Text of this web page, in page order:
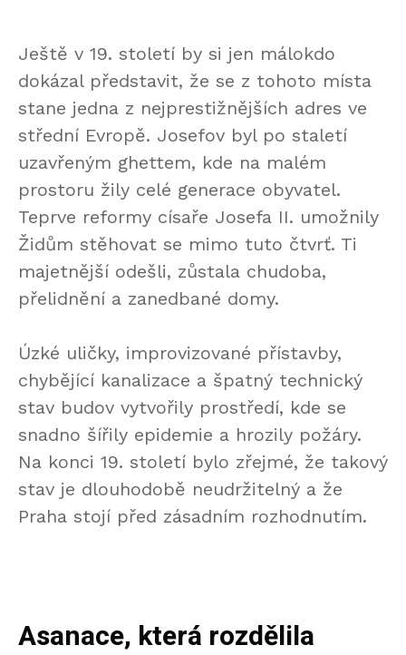
Ještě v 19. století by si jen málokdo
dokázal představit, že se z tohoto místa
stane jedna z nejprestižnějších adres ve
střední Evropě. Josefov byl po staletí
uzavřeným ghettem, kde na malém
prostoru žily celé generace obyvatel.
Teprve reformy císaře Josefa II. umožnily
Židům stěhovat se mimo tuto čtvrť. Ti
majetnější odešli, zůstala chudoba,
přelidnění a zanedbané domy.
Úzké uličky, improvizované přístavby,
chybějící kanalizace a špatný technický
stav budov vytvořily prostředí, kde se
snadno šířily epidemie a hrozily požáry.
Na konci 19. století bylo zřejmé, že takový
stav je dlouhodobě neudržitelný a že
Praha stojí před zásadním rozhodnutím.
Asanace, která rozdělila